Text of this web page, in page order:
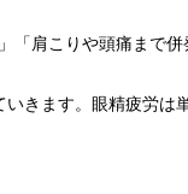
肩こりや頭痛まで
きます。眼精疲労は